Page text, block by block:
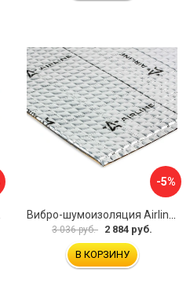
-5%
3 036 руб. 2 884 руб.
В КОРЗИНУ